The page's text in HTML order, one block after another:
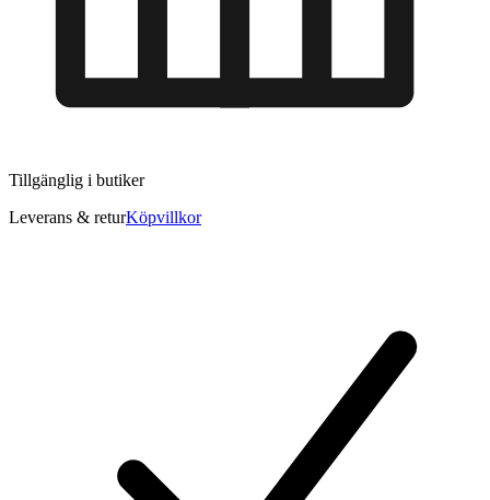
Tillgänglig i butiker
Leverans & returKöpvillkor